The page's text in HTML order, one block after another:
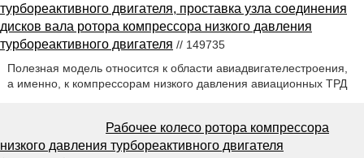
турбореактивного двигателя, проставка узла соединения
дисков вала ротора компрессора низкого давления
турбореактивного двигателя // 149735
Полезная модель относится к области авиадвигателестроения,
а именно, к компрессорам низкого давления авиационных ТРД
Рабочее колесо ротора компрессора
низкого давления турбореактивного двигателя